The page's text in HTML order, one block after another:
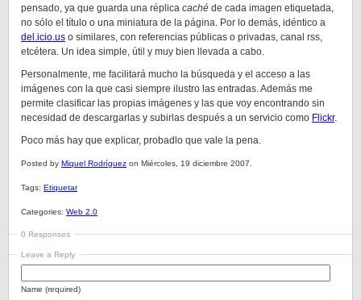
pensado, ya que guarda una réplica caché de cada imagen etiquetada,
no sólo el título o una miniatura de la página. Por lo demás, idéntico a
del.icio.us o similares, con referencias públicas o privadas, canal rss,
etcétera. Un idea simple, útil y muy bien llevada a cabo.
Personalmente, me facilitará mucho la búsqueda y el acceso a las
imágenes con la que casi siempre ilustro las entradas. Además me
permite clasificar las propias imágenes y las que voy encontrando sin
necesidad de descargarlas y subirlas después a un servicio como Flickr.
Poco más hay que explicar, probadlo que vale la pena.
Posted by Miquel Rodríguez on Miércoles, 19 diciembre 2007.
Tags: Etiquetar
Categories: Web 2.0
0 Responses
Leave a Reply
Name (required)